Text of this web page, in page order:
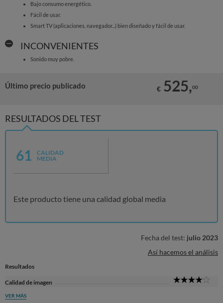
Bajo consumo energético.
Fácil de usar.
Smart TV (aplicaciones, navegador...) bien diseñado y fácil de usar.
INCONVENIENTES
Sonido muy pobre.
Último precio publicado € 525,00
RESULTADOS DEL TEST
61
CALIDAD
MEDIA
Este producto tiene una calidad global media
Fecha del test: julio 2023
Así hacemos el análisis
Resultados
Calidad de imagen
VER MÁS